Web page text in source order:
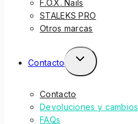
F.O.X. Nails
STALEKS PRO
Otros marcas
Contacto
Contacto
Devoluciones y cambios
FAQs